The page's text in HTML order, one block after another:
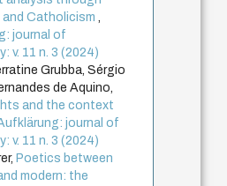
and Catholicism,
journal of
v. 11 n. 3 (2024)
Grubba, Sérgio
de Aquino,
and the context
journal of
v. 11 n. 3 (2024)
Poetics between
modern: the